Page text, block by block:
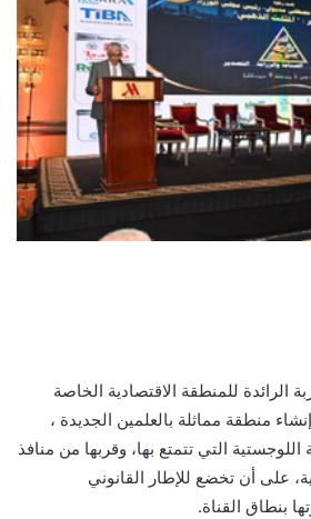
الرائدة للمنطقة الاقتصادية الخاصة
منطقة مماثلة بالعلمين الجديدة ،
اللوجستية التي تتمتع بها، وقربها من منافذ
على أن تخضع للإطار القانوني
بنطاق القناة.